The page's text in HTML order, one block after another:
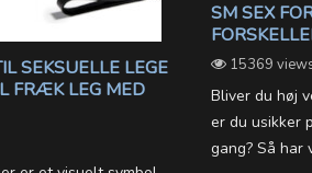
SEKSUELLE LEGE
FRÆK LEG MED
SM SEX
15369
Bliver du høj
er du usikker
gang? Så har